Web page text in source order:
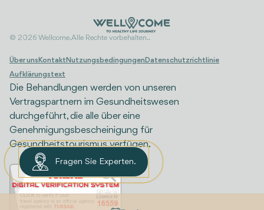
© 2026 Wellcome. Alle Rechte vorbehalten..
Über uns Kontakt Nutzungsbedingungen Datenschutzrichtlinie
Aufklärungstext
Die Behandlungen werden von unseren
Vertragspartnern im Gesundheitswesen
durchgeführt, die alle über eine
Genehmigungsbescheinigung für
Gesundheitstourismus verfügen.
Fragen Sie Experten.